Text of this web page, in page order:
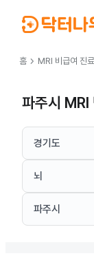
홈 chevron_right MRI 비급여 진료
파주시
경기도
뇌
파주시